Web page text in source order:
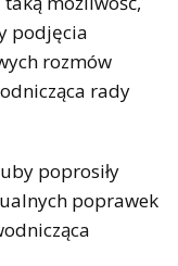
podjęcia
rozmów
rady
poprosiły
poprawek